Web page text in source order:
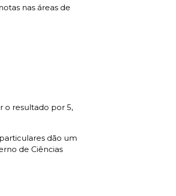
nas áreas de
o resultado por 5,
dão um
de Ciências